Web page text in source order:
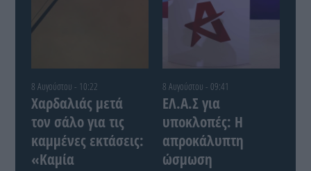
8 Αυγούστου - 10:22
Χαρδαλιάς μετά
τον σάλο για τις
καμμένες εκτάσεις:
«Καμία
8 Αυγούστου - 09:41
ΕΛ.Α.Σ για
υποκλοπές: Η
απροκάλυπτη
ώσμωση